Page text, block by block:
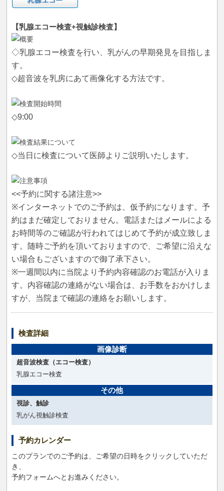
【乳腺エコー検査+視触診検査】
◇乳腺エコー検査を行い、乳がんの早期発見を目指しま
す。
◇超音波を乳房にあて画像化する方法です。
◇9:00
◇当日に検査について医師よりご説明いたします。
<<予約に関する諸注意>>
※インターネットでのご予約は、仮予約になります。予
約はまだ確定しておりません。電話またはメールによる
お時間等のご確認が行われてはじめて予約が成立致しま
す。随時ご予約を頂いておりますので、ご希望に沿えな
い場合もございますので御了承下さい。
※一週間以内に当院より予約内容確認のお電話が入りま
す。内容確認の連絡がない場合は、お手数をおかけしま
すが、当院まで確認の連絡をお願いします。
検査詳細
画像診断
超音波検査（エコー検査）
乳腺エコー検査
その他
視診、触診
乳がん視触診検査
予約カレンダー
このプランでのご予約は、ご希望の日時をクリックしていただ
き、
予約フォームへとお進みください。